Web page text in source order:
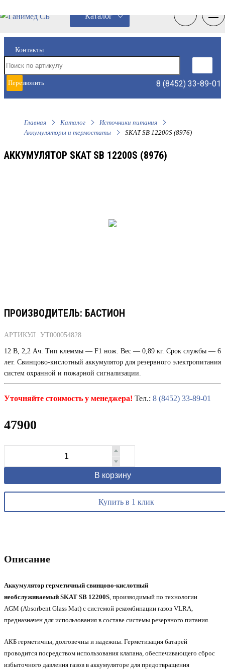
Контакты
Перезвонить
мне
8 (8452) 33-89-01
Каталог
Главная Каталог
Источники питания
Аккумуляторы и термостаты
SKAT SB 12200S (8976)
АККУМУЛЯТОР SKAT SB 12200S (8976)
ПРОИЗВОДИТЕЛЬ: БАСТИОН
АРТИКУЛ: УТ000054828
12 В, 2,2 Ач. Тип клеммы — F1 нож. Вес — 0,89 кг. Срок службы — 6
лет. Свинцово-кислотный аккумулятор для резервного электропитания
систем охранной и пожарной сигнализации.
Уточняйте стоимость у менеджера! Тел.: 8 (8452) 33-89-01
47900
В корзину
Купить в 1 клик
Описание
Аккумулятор герметичный свинцово-кислотный
необслуживаемый SKAT SB 12200S, производимый по технологии
AGM (Absorbent Glass Mat) с системой рекомбинации газов VLRA,
предназначен для использования в составе системы резервного питания.
АКБ герметичны, долговечны и надежны. Герметизация батарей
проводится посредством использования клапана, обеспечивающего сброс
избыточного давления газов в аккумуляторе для предотвращения